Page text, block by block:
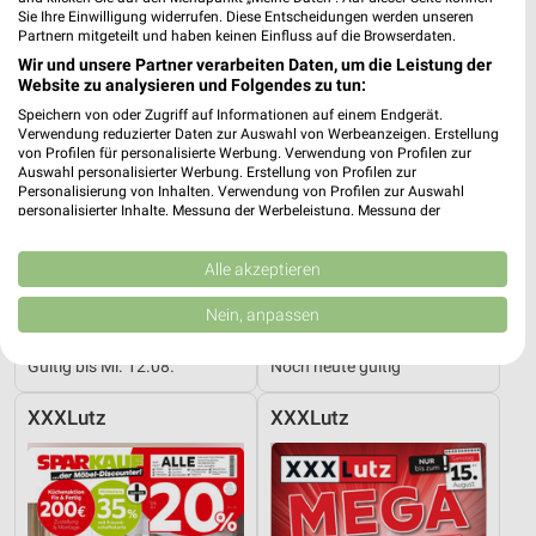
9,2 km
Gültig bis Mi. 12.08. Noch heute gültig
XXXLutz XXXLutz
Sie Ihre Einwilligung widerrufen. Diese Entscheidungen werden unseren
Partnern mitgeteilt und haben keinen Einfluss auf die Browserdaten.
Wir und unsere Partner verarbeiten Daten, um die Leistung der
Website zu analysieren und Folgendes zu tun:
Speichern von oder Zugriff auf Informationen auf einem Endgerät.
Verwendung reduzierter Daten zur Auswahl von Werbeanzeigen. Erstellung
von Profilen für personalisierte Werbung. Verwendung von Profilen zur
Auswahl personalisierter Werbung. Erstellung von Profilen zur
Personalisierung von Inhalten. Verwendung von Profilen zur Auswahl
personalisierter Inhalte. Messung der Werbeleistung. Messung der
Kombinationen von Daten aus verschiedenen Quellen. Entwicklung und
Verbesserung der Angebote. Verwendung reduzierter Daten zur Auswahl
von Inhalten.
Daten können außerhalb der Europäischen Union weitergegeben und in die
USA gesendet werden.
Website/App.
IAB-Verarbeitungszwecke:
Speichern von oder Zugriff auf Informationen
auf einem Endgerät
Alle akzeptieren
Nein, anpassen